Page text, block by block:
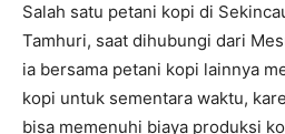
Salah satu petani kopi di
Tamhuri, saat dihubungi dari
ia bersama petani kopi lainnya
kopi untuk sementara waktu,
bisa memenuhi biaya produksi